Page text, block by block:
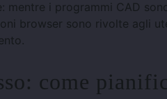
mentre i programmi CAD
browser sono rivolte agli
come